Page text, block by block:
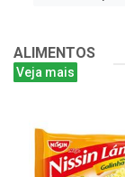
ALIMENTOS
Veja mais